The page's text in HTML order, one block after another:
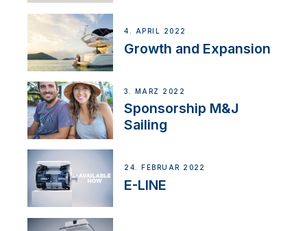
4. APRIL 2022
Growth and Expansion
3. MÄRZ 2022
Sponsorship M&J
Sailing
24. FEBRUAR 2022
E-LINE